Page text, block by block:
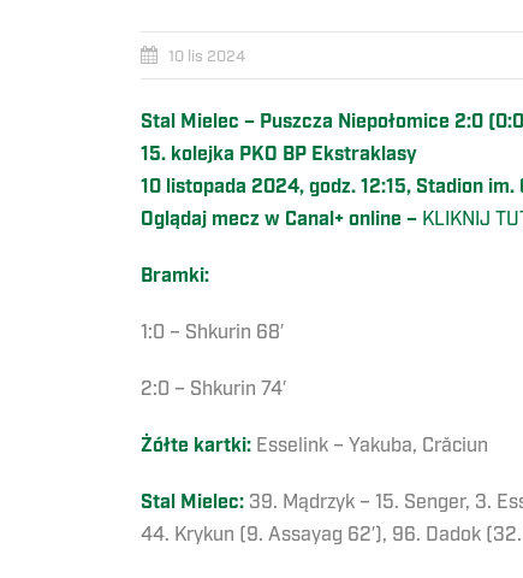
10 lis 2024
Stal Mielec – Puszcza Niepołomice 2:0
15. kolejka PKO BP Ekstraklasy
10 listopada 2024, godz. 12:15, Stadion
Oglądaj mecz w Canal+ online – KLIKNIJ
Bramki:
1:0 – Shkurin 68′
2:0 – Shkurin 74′
Żółte kartki: Esselink – Yakuba, Crăciun
Stal Mielec: 39. Mądrzyk – 15. Senger, 3.
44. Krykun (9. Assayag 62′), 96. Dadok